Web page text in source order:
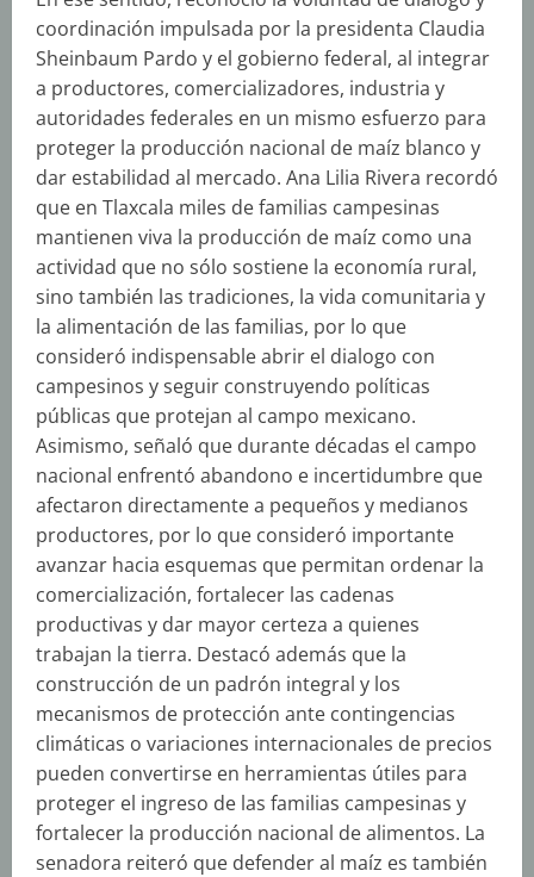
coordinación impulsada por la presidenta Claudia
Sheinbaum Pardo y el gobierno federal, al integrar
a productores, comercializadores, industria y
autoridades federales en un mismo esfuerzo para
proteger la producción nacional de maíz blanco y
dar estabilidad al mercado. Ana Lilia Rivera recordó
que en Tlaxcala miles de familias campesinas
mantienen viva la producción de maíz como una
actividad que no sólo sostiene la economía rural,
sino también las tradiciones, la vida comunitaria y
la alimentación de las familias, por lo que
consideró indispensable abrir el dialogo con
campesinos y seguir construyendo políticas
públicas que protejan al campo mexicano.
Asimismo, señaló que durante décadas el campo
nacional enfrentó abandono e incertidumbre que
afectaron directamente a pequeños y medianos
productores, por lo que consideró importante
avanzar hacia esquemas que permitan ordenar la
comercialización, fortalecer las cadenas
productivas y dar mayor certeza a quienes
trabajan la tierra. Destacó además que la
construcción de un padrón integral y los
mecanismos de protección ante contingencias
climáticas o variaciones internacionales de precios
pueden convertirse en herramientas útiles para
proteger el ingreso de las familias campesinas y
fortalecer la producción nacional de alimentos. La
senadora reiteró que defender al maíz es también